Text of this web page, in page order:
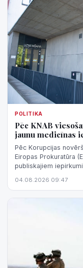
POLITIKA
Pēc KNAB
jaunu medicīnas
Pēc Korupcijas
Eiropas Prokuratūra
publiskajiem
04.08.2026 09:47